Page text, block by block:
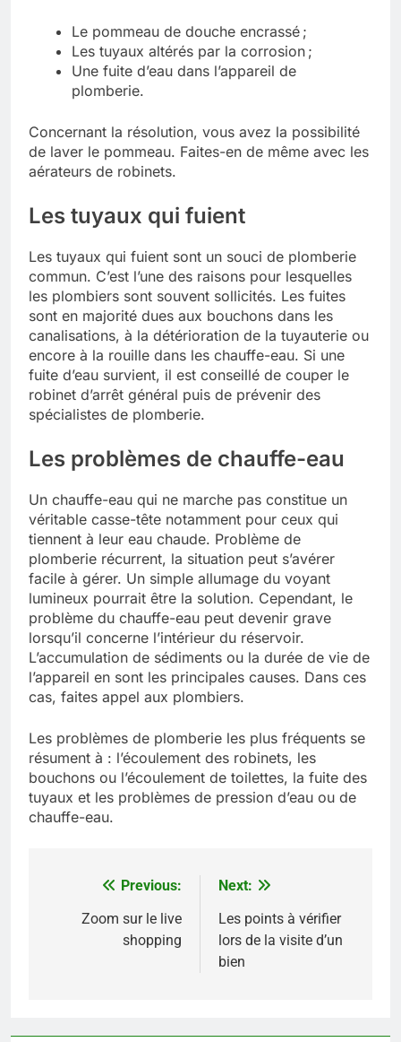
Le pommeau de douche encrassé ;
Les tuyaux altérés par la corrosion ;
Une fuite d’eau dans l’appareil de
plomberie.
Concernant la résolution, vous avez la possibilité
de laver le pommeau. Faites-en de même avec les
aérateurs de robinets.
Les tuyaux qui fuient
Les tuyaux qui fuient sont un souci de plomberie
commun. C’est l’une des raisons pour lesquelles
les plombiers sont souvent sollicités. Les fuites
sont en majorité dues aux bouchons dans les
canalisations, à la détérioration de la tuyauterie ou
encore à la rouille dans les chauffe-eau. Si une
fuite d’eau survient, il est conseillé de couper le
robinet d’arrêt général puis de prévenir des
spécialistes de plomberie.
Les problèmes de chauffe-eau
Un chauffe-eau qui ne marche pas constitue un
véritable casse-tête notamment pour ceux qui
tiennent à leur eau chaude. Problème de
plomberie récurrent, la situation peut s’avérer
facile à gérer. Un simple allumage du voyant
lumineux pourrait être la solution. Cependant, le
problème du chauffe-eau peut devenir grave
lorsqu’il concerne l’intérieur du réservoir.
L’accumulation de sédiments ou la durée de vie de
l’appareil en sont les principales causes. Dans ces
cas, faites appel aux plombiers.
Les problèmes de plomberie les plus fréquents se
résument à : l’écoulement des robinets, les
bouchons ou l’écoulement de toilettes, la fuite des
tuyaux et les problèmes de pression d’eau ou de
chauffe-eau.
NavigationPrevious:
Zoom sur le live
shopping
Next:
Les points à vérifier
lors de la visite d’un
bien